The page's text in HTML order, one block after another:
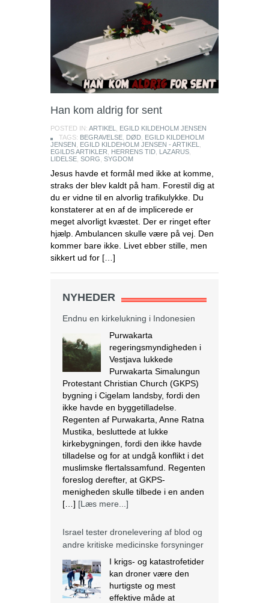
Han kom aldrig for sent
POSTED IN: ARTIKEL
EGILD KILDEHOLM JENSEN
TAGS: BEGRAVELSE DØD EGILD KILDEHOLM
JENSEN
EGILD KILDEHOLM JENSEN - ARTIKEL
EGILDS ARTIKLER
HERRENS TID LAZARUS
LIDELSE SORG SYGDOM
Jesus havde et formål med ikke at komme,
straks der blev kaldt på ham. Forestil dig at
du er vidne til en alvorlig trafikulykke. Du
konstaterer at en af de implicerede er
meget alvorligt kvæstet. Der er ringet efter
hjælp. Ambulancen skulle være på vej. Den
kommer bare ikke. Livet ebber stille, men
sikkert ud for […]
NYHEDER
Endnu en kirkelukning i Indonesien
Purwakarta
regeringsmyndigheden i
Vestjava lukkede
Purwakarta Simalungun
Protestant Christian Church (GKPS)
bygning i Cigelam landsby, fordi den
ikke havde en byggetilladelse.
Regenten af Purwakarta, Anne Ratna
Mustika, besluttede at lukke
kirkebygningen, fordi den ikke havde
tilladelse og for at undgå konflikt i det
muslimske flertalssamfund. Regenten
foreslog derefter, at GKPS-
menigheden skulle tilbede i en anden
[…] [Læs mere...]
Israel tester dronelevering af blod og
andre kritiske medicinske forsyninger
I krigs- og katastrofetider
kan droner være den
hurtigste og mest
effektive måde at